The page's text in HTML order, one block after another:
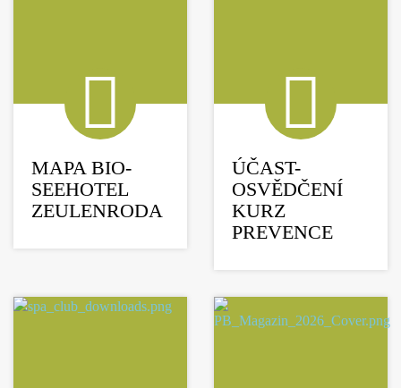
MAPA BIO-
SEEHOTEL
ZEULENRODA
ÚČAST-
OSVĚDČENÍ
KURZ
PREVENCE